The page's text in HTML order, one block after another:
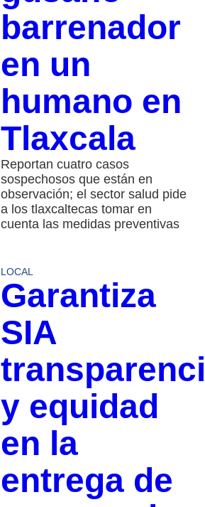
barrenador
en un
humano en
Tlaxcala
Reportan cuatro casos
sospechosos que están en
observación; el sector salud pide
a los tlaxcaltecas tomar en
cuenta las medidas preventivas
LOCAL
Garantiza
SIA
y equidad
en la
entrega de